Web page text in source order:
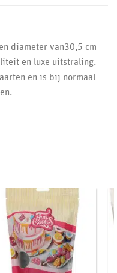
diameter van30,5 cm
en luxe uitstraling.
en is bij normaal